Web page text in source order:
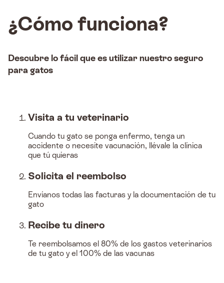
¿Cómo funciona?
Descubre lo fácil que es utilizar nuestro seguro
para gatos
Visita a tu veterinario
Cuando tu gato se ponga enfermo, tenga un
accidente o necesite vacunación, llévale la clínica
que tú quieras
Solicita el reembolso
Envíanos todas las facturas y la documentación de tu
gato
Recibe tu dinero
Te reembolsamos el 80% de los gastos veterinarios
de tu gato y el 100% de las vacunas